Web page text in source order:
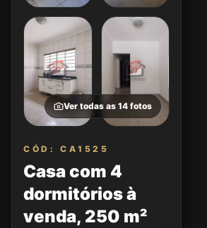
Ver todas as 14 fotos
CÓD: CA1525
Casa com 4
dormitórios à
venda, 250 m²